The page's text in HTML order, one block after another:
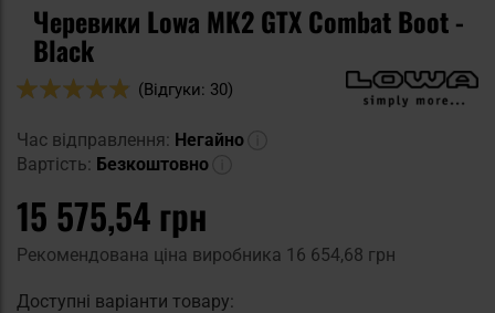
Черевики Lowa MK2 GTX Combat Boot -
Black
Оцінка:
(Відгуки: 30)
Час відправлення: Негайно
Вартість: Безкоштовно
15 575,54 грн
Рекомендована ціна виробника 16 654,68 грн
Доступні варіанти товару: